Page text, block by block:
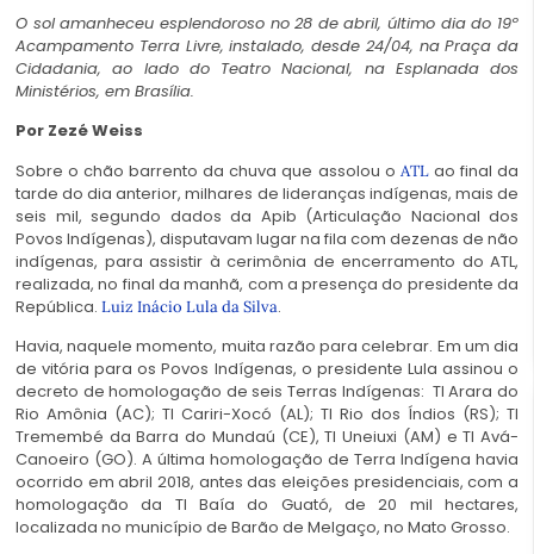
O sol amanheceu esplendoroso no 28 de abril, último dia do 19º
Acampamento Terra Livre, instalado, desde 24/04, na Praça da
Cidadania, ao lado do Teatro Nacional, na Esplanada dos
Ministérios, em Brasília.
Por Zezé Weiss
Sobre o chão barrento da chuva que assolou o ATLao final da
tarde do dia anterior, milhares de lideranças indígenas, mais de
seis mil, segundo dados da Apib (Articulação Nacional dos
Povos Indígenas), disputavam lugar na fila com dezenas de não
indígenas, para assistir à cerimônia de encerramento do ATL,
realizada, no final da manhã, com a presença do presidente da
República. Luiz Inácio Lula da Silva.
Havia, naquele momento, muita razão para celebrar. Em um dia
de vitória para os Povos Indígenas, o presidente Lula assinou o
decreto de homologação de seis Terras Indígenas: TI Arara do
Rio Amônia (AC); TI Cariri-Xocó (AL); TI Rio dos Índios (RS); TI
Tremembé da Barra do Mundaú (CE), TI Uneiuxi (AM) e TI Avá-
Canoeiro (GO). A última homologação de Terra Indígena havia
ocorrido em abril 2018, antes das eleições presidenciais, com a
homologação da TI Baía do Guató, de 20 mil hectares,
localizada no município de Barão de Melgaço, no Mato Grosso.